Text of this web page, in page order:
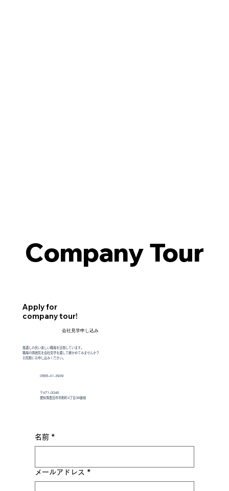
Company Tour
Company Tour
Apply for
company tour!
会社見学申し込み
​風通しの良い楽しい職場を目指しています。
職場の雰囲気を会社見学を通して確かめてみませんか？
お気軽にお申し込みください。
0565-41-3939
〒471-0046
愛知県豊田市本新町4丁目38番地
名前 *
メールアドレス *